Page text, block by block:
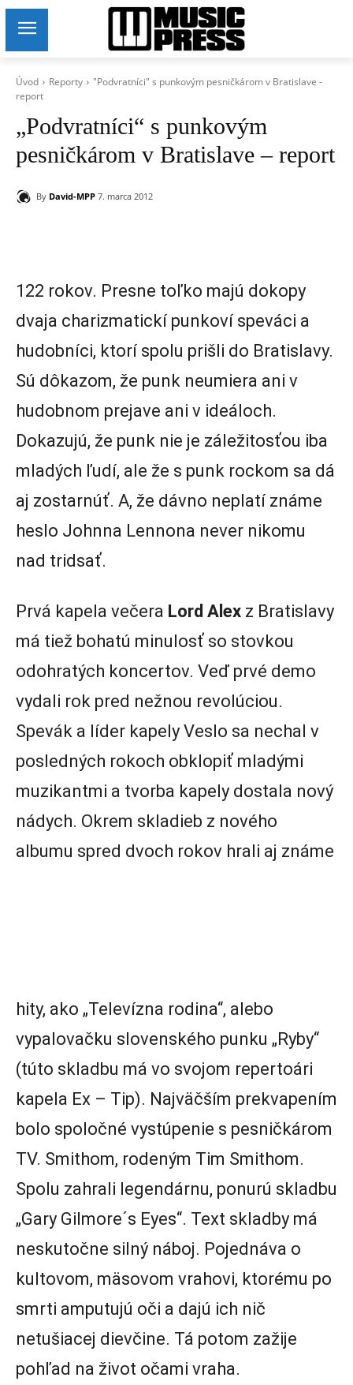
Úvod Reporty
"Podvratníci" s punkovým pesničkárom v Bratislave -
report
„Podvratníci“ s punkovým
pesničkárom v Bratislave – report
By David-MPP 7. marca 2012
122 rokov. Presne toľko majú dokopy
dvaja charizmatickí punkoví speváci a
hudobníci, ktorí spolu prišli do Bratislavy.
Sú dôkazom, že punk neumiera ani v
hudobnom prejave ani v ideáloch.
Dokazujú, že punk nie je záležitosťou iba
mladých ľudí, ale že s punk rockom sa dá
aj zostarnúť. A, že dávno neplatí známe
heslo Johnna Lennona never nikomu
nad tridsať.
Prvá kapela večera Lord Alex z Bratislavy
má tiež bohatú minulosť so stovkou
odohratých koncertov. Veď prvé demo
vydali rok pred nežnou revolúciou.
Spevák a líder kapely Veslo sa nechal v
posledných rokoch obklopiť mladými
muzikantmi a tvorba kapely dostala nový
nádych. Okrem skladieb z nového
albumu spred dvoch rokov hrali aj známe
hity, ako „Televízna rodina“, alebo
vypalovačku slovenského punku „Ryby“
(túto skladbu má vo svojom repertoári
kapela Ex – Tip). Najväčším prekvapením
bolo spoločné vystúpenie s pesničkárom
TV. Smithom, rodeným Tim Smithom.
Spolu zahrali legendárnu, ponurú skladbu
„Gary Gilmore´s Eyes“. Text skladby má
neskutočne silný náboj. Pojednáva o
kultovom, mäsovom vrahovi, ktorému po
smrti amputujú oči a dajú ich nič
netušiacej dievčine. Tá potom zažije
pohľad na život očami vraha.